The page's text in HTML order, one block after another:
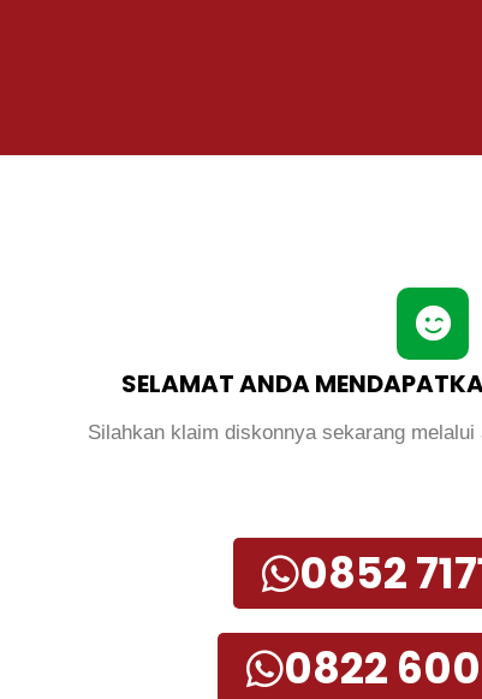
SELAMAT ANDA
Silahkan klaim diskonnya sekarang
0852
0822